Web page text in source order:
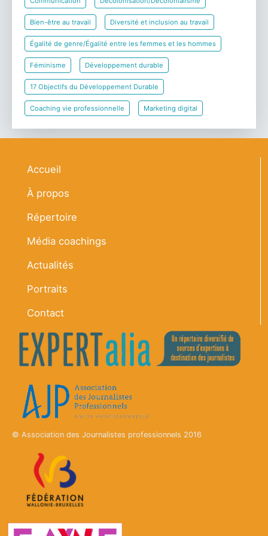
Bien-être au travail Diversité et inclusion au travail
Égalité de genre/Égalité entre les femmes et les hommes
Féminisme Développement durable
17 Objectifs du Développement Durable
Coaching vie professionnelle Marketing digital
Navigation principale
Accueil
À propos
Répertoire
Média coachings
Actualités
Portraits
Contact
© Association des Journalistes professionnels 2016